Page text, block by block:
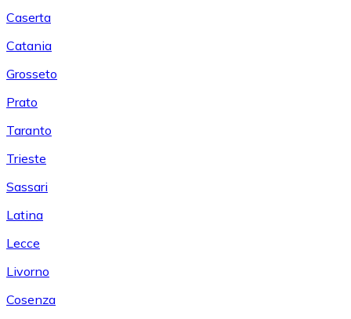
Caserta
Catania
Grosseto
Prato
Taranto
Trieste
Sassari
Latina
Lecce
Livorno
Cosenza